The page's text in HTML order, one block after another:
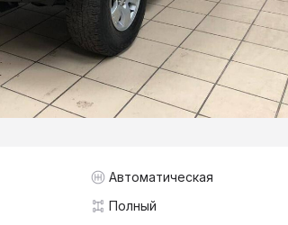
Автоматическая
Полный